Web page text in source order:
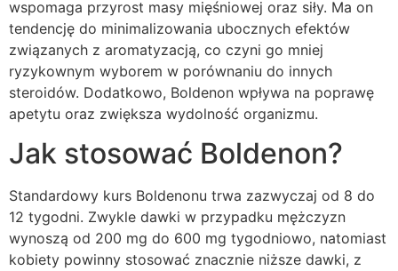
wspomaga przyrost masy mięśniowej oraz siły. Ma on
tendencję do minimalizowania ubocznych efektów
związanych z aromatyzacją, co czyni go mniej
ryzykownym wyborem w porównaniu do innych
steroidów. Dodatkowo, Boldenon wpływa na poprawę
apetytu oraz zwiększa wydolność organizmu.
Jak stosować Boldenon?
Standardowy kurs Boldenonu trwa zazwyczaj od 8 do
12 tygodni. Zwykle dawki w przypadku mężczyzn
wynoszą od 200 mg do 600 mg tygodniowo, natomiast
kobiety powinny stosować znacznie niższe dawki, z